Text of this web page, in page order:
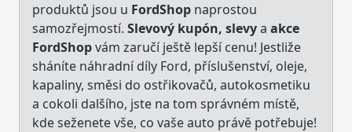
produktů jsou u FordShop naprostou
samozřejmostí. Slevový kupón, slevya akce
FordShopvám zaručí ještě lepší cenu! Jestliže
sháníte náhradní díly Ford, příslušenství, oleje,
kapaliny, směsi do ostřikovačů, autokosmetiku
a cokoli dalšího, jste na tom správném místě,
kde seženete vše, co vaše auto právě potřebuje!